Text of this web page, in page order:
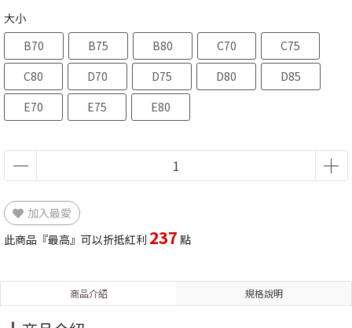
大小
B70
B75 B80 C70
C75
C80
D70 D75 D80
D85
E70
E75 E80
加入最愛
此商品『最高』可以折抵紅利 237 點
商品介紹 規格說明